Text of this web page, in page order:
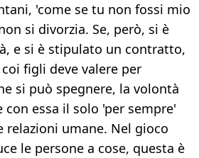
'come se tu non fossi mio
si divorzia. Se, però, si è
e si è stipulato un contratto,
figli deve valere per
si può spegnere, la volontà
con essa il solo 'per sempre'
relazioni umane. Nel gioco
le persone a cose, questa è